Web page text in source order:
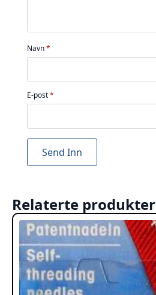
Navn*
E-post*
Relaterte produkter